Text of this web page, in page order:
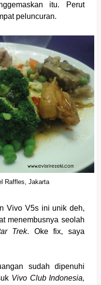
itu. Perut
peluncuran.
Raffles, Jakarta
Vivo V5s ini unik deh,
menembusnya seolah
Trek. Oke fix, saya
sudah dipenuhi
Vivo Club Indonesia,